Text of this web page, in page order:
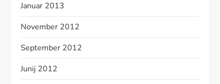
Januar 2013
November 2012
September 2012
Junij 2012